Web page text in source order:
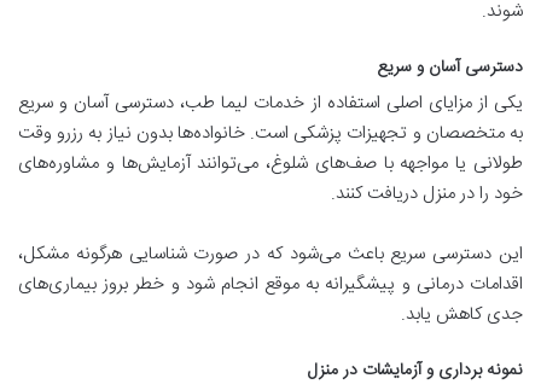
شوند.
دسترسی آسان و سریع
یکی از مزایای اصلی استفاده از خدمات لیما طب، دسترسی آسان و سریع
به متخصصان و تجهیزات پزشکی است. خانواده‌ها بدون نیاز به رزرو وقت
طولانی یا مواجهه با صف‌های شلوغ، می‌توانند آزمایش‌ها و مشاوره‌های
خود را در منزل دریافت کنند.
این دسترسی سریع باعث می‌شود که در صورت شناسایی هرگونه مشکل،
اقدامات درمانی و پیشگیرانه به موقع انجام شود و خطر بروز بیماری‌های
جدی کاهش یابد.
نمونه برداری و آزمایشات در منزل